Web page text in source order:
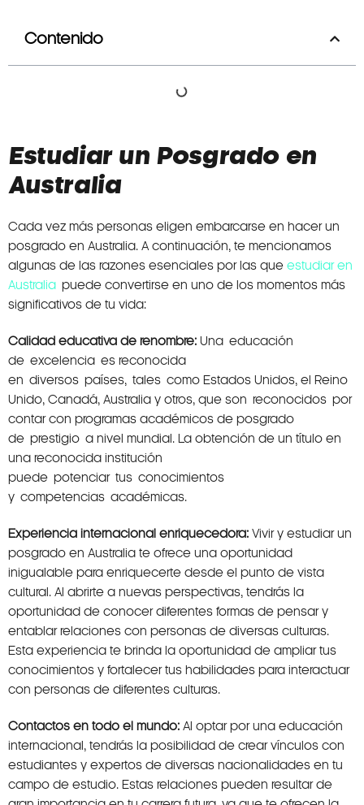
Contenido
Estudiar un Posgrado en
Australia
Cada vez más personas eligen embarcarse en hacer un
posgrado en Australia. A continuación, te mencionamos
algunas de las razones esenciales por las que estudiar en
Australia puede convertirse en uno de los momentos más
significativos de tu vida:
Calidad educativa de renombre: Una educación
de excelencia es reconocida
en diversos países, tales como Estados Unidos, el Reino
Unido, Canadá, Australia y otros, que son reconocidos por
contar con programas académicos de posgrado
de prestigio a nivel mundial. La obtención de un título en
una reconocida institución
puede potenciar tus conocimientos
y competencias académicas.
Experiencia internacional enriquecedora: Vivir y estudiar un
posgrado en Australia te ofrece una oportunidad
inigualable para enriquecerte desde el punto de vista
cultural. Al abrirte a nuevas perspectivas, tendrás la
oportunidad de conocer diferentes formas de pensar y
entablar relaciones con personas de diversas culturas.
Esta experiencia te brinda la oportunidad de ampliar tus
conocimientos y fortalecer tus habilidades para interactuar
con personas de diferentes culturas.
Contactos en todo el mundo: Al optar por una educación
internacional, tendrás la posibilidad de crear vínculos con
estudiantes y expertos de diversas nacionalidades en tu
campo de estudio. Estas relaciones pueden resultar de